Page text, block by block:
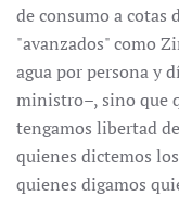
de consumo a cotas
"avanzados" como
agua por persona y
ministro–, sino que
tengamos libertad
quienes dictemos
quienes digamos